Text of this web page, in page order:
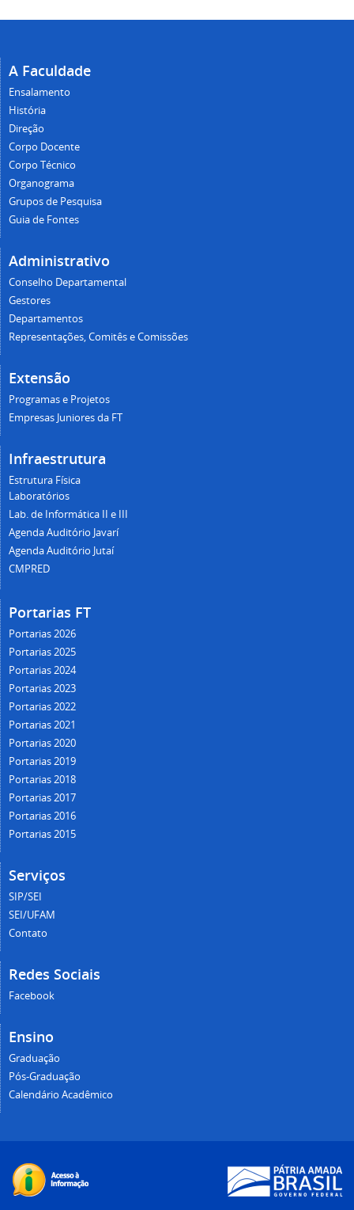
A Faculdade
Ensalamento
História
Direção
Corpo Docente
Corpo Técnico
Organograma
Grupos de Pesquisa
Guia de Fontes
Administrativo
Conselho Departamental
Gestores
Departamentos
Representações, Comitês e Comissões
Extensão
Programas e Projetos
Empresas Juniores da FT
Infraestrutura
Estrutura Física
Laboratórios
Lab. de Informática II e III
Agenda Auditório Javarí
Agenda Auditório Jutaí
CMPRED
Portarias FT
Portarias 2026
Portarias 2025
Portarias 2024
Portarias 2023
Portarias 2022
Portarias 2021
Portarias 2020
Portarias 2019
Portarias 2018
Portarias 2017
Portarias 2016
Portarias 2015
Serviços
SIP/SEI
SEI/UFAM
Contato
Redes Sociais
Facebook
Ensino
Graduação
Pós-Graduação
Calendário Acadêmico